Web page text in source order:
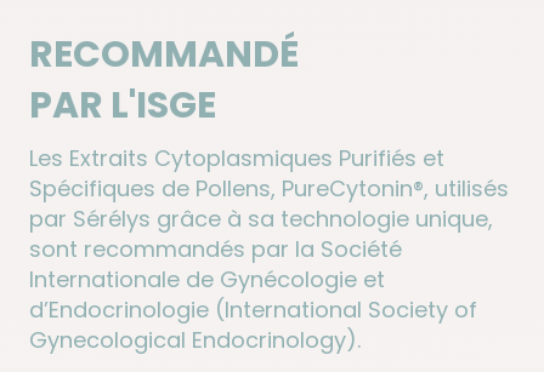
RECOMMANDÉ
PAR L'ISGE
Les Extraits Cytoplasmiques Purifiés et
Spécifiques de Pollens, PureCytonin®, utilisés
par Sérélys grâce à sa technologie unique,
sont recommandés par la Société
Internationale de Gynécologie et
d’Endocrinologie (International Society of
Gynecological Endocrinology).